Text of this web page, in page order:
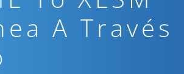
A Través